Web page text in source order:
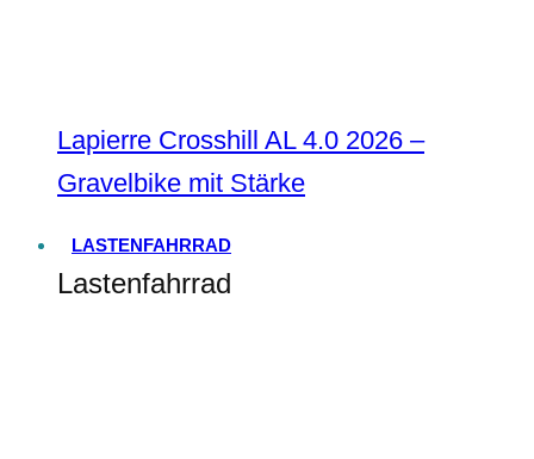
Lapierre Crosshill AL 4.0 2026 –
Gravelbike mit Stärke
LASTENFAHRRAD
Lastenfahrrad